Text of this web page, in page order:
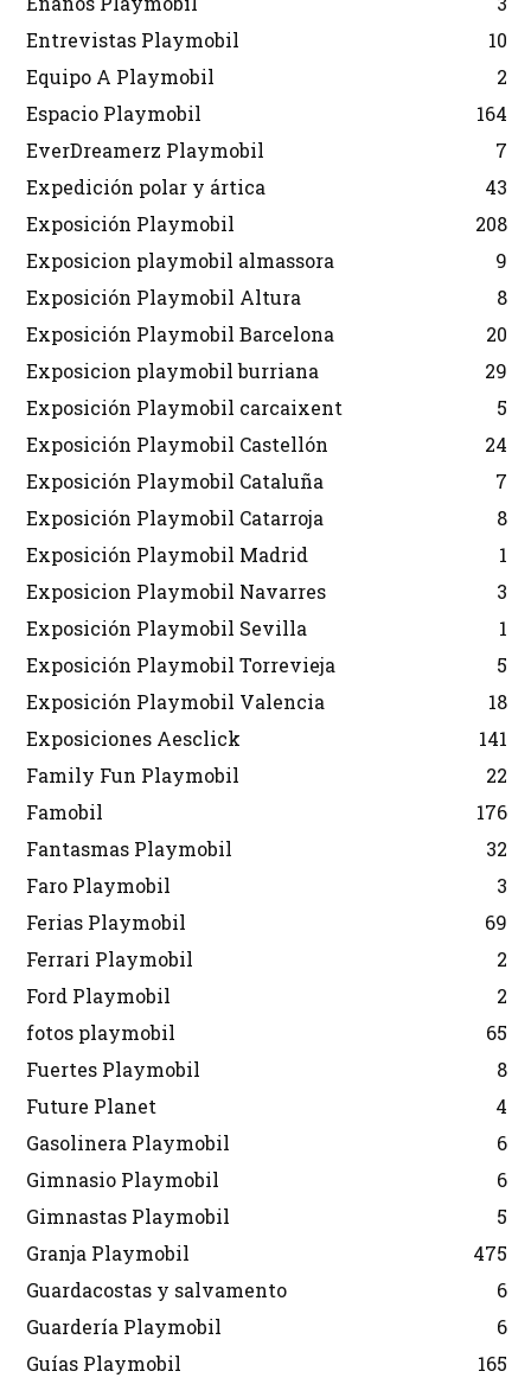
Entrevistas Playmobil
10
Equipo A Playmobil
2
Espacio Playmobil
164
EverDreamerz Playmobil
7
Expedición polar y ártica
43
Exposición Playmobil
208
Exposicion playmobil almassora
9
Exposición Playmobil Altura
8
Exposición Playmobil Barcelona
20
Exposicion playmobil burriana
29
Exposición Playmobil carcaixent
5
Exposición Playmobil Castellón
24
Exposición Playmobil Cataluña
7
Exposición Playmobil Catarroja
8
Exposición Playmobil Madrid
1
Exposicion Playmobil Navarres
3
Exposición Playmobil Sevilla
1
Exposición Playmobil Torrevieja
5
Exposición Playmobil Valencia
18
Exposiciones Aesclick
141
Family Fun Playmobil
22
Famobil
176
Fantasmas Playmobil
32
Faro Playmobil
3
Ferias Playmobil
69
Ferrari Playmobil
2
Ford Playmobil
2
fotos playmobil
65
Fuertes Playmobil
8
Future Planet
4
Gasolinera Playmobil
6
Gimnasio Playmobil
6
Gimnastas Playmobil
5
Granja Playmobil
475
Guardacostas y salvamento
6
Guardería Playmobil
6
Guías Playmobil
165